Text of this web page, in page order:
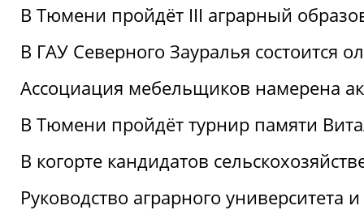
В Тюмени пройдёт III аграрный
В ГАУ Северного Зауралья состоится
Ассоциация мебельщиков намерена
В Тюмени пройдёт турнир памяти
В когорте кандидатов
Руководство аграрного